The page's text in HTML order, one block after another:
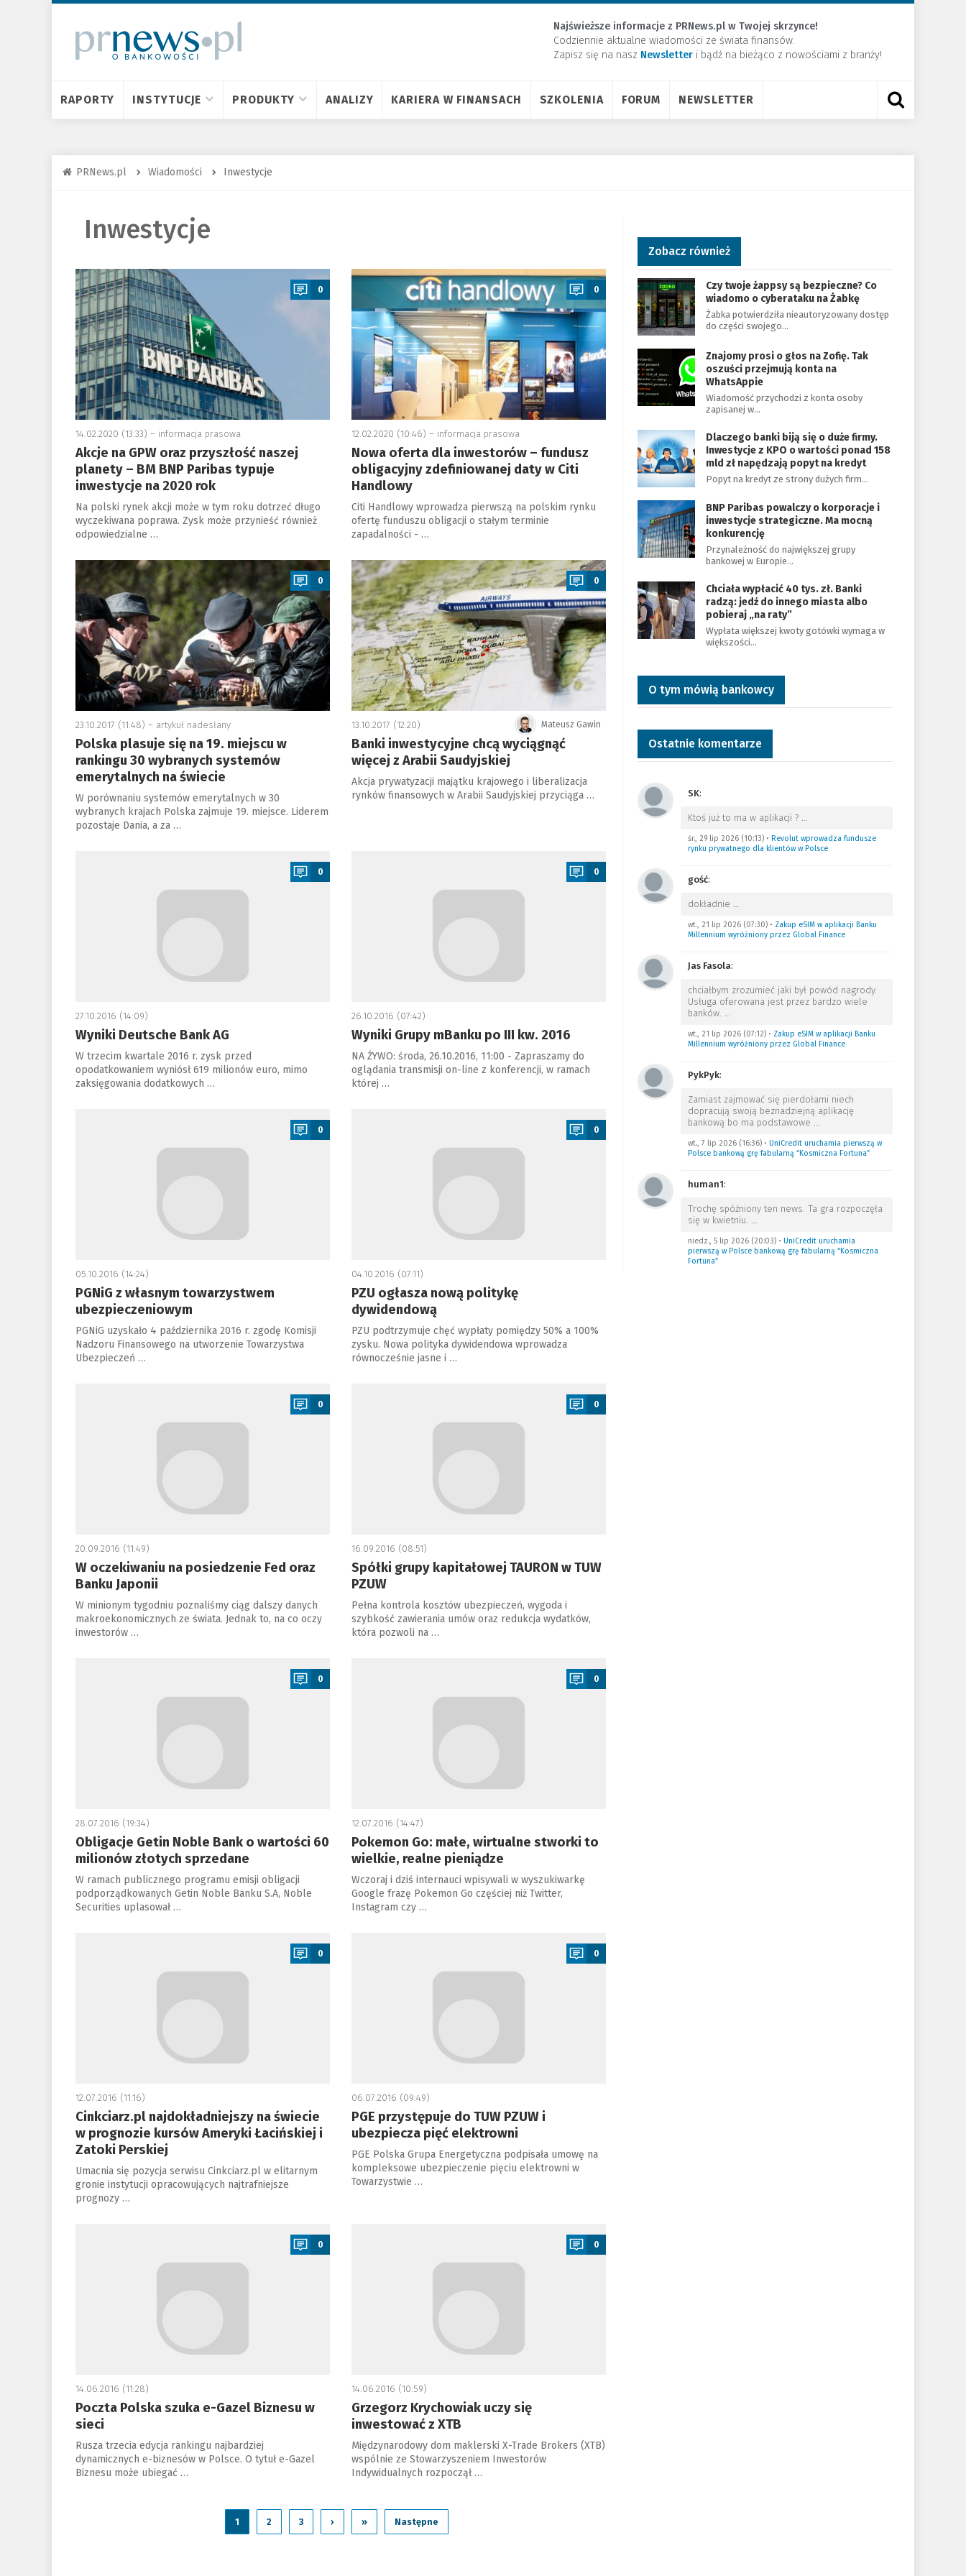
Najświeższe informacje z PRNews.pl w Twojej skrzynce!
Codziennie aktualne wiadomości ze świata finansów.
Zapisz się na nasz Newsletter ​i bądź na bieżąco z nowościami z branży!
RAPORTY INSTYTUCJE PRODUKTY ANALIZY KARIERA W FINANSACH SZKOLENIA FORUM NEWSLETTER
PRNews.pl Wiadomości Inwestycje
Inwestycje
a
0
14.02.2020 (13:33) – informacja prasowa
Akcje na GPW oraz przyszłość naszej
planety – BM BNP Paribas typuje
inwestycje na 2020 rok
Na polski rynek akcji może w tym roku dotrzeć długo
wyczekiwana poprawa. Zysk może przynieść również
odpowiedzialne …
a
0
12.02.2020 (10:46) – informacja prasowa
Nowa oferta dla inwestorów – fundusz
obligacyjny zdefiniowanej daty w Citi
Handlowy
Citi Handlowy wprowadza pierwszą na polskim rynku
ofertę funduszu obligacji o stałym terminie
zapadalności - …
a
0
23.10.2017 (11:48) – artykuł nadesłany
Polska plasuje się na 19. miejscu w
rankingu 30 wybranych systemów
emerytalnych na świecie
W porównaniu systemów emerytalnych w 30
wybranych krajach Polska zajmuje 19. miejsce. Liderem
pozostaje Dania, a za …
a
0
Mateusz Gawin
13.10.2017 (12:20)
Banki inwestycyjne chcą wyciągnąć
więcej z Arabii Saudyjskiej
Akcja prywatyzacji majątku krajowego i liberalizacja
rynków finansowych w Arabii Saudyjskiej przyciąga …
0
27.10.2016 (14:09)
Wyniki Deutsche Bank AG
W trzecim kwartale 2016 r. zysk przed
opodatkowaniem wyniósł 619 milionów euro, mimo
zaksięgowania dodatkowych …
0
26.10.2016 (07:42)
Wyniki Grupy mBanku po III kw. 2016
NA ŻYWO: środa, 26.10.2016, 11:00 - Zapraszamy do
oglądania transmisji on-line z konferencji, w ramach
której …
0
05.10.2016 (14:24)
PGNiG z własnym towarzystwem
ubezpieczeniowym
PGNiG uzyskało 4 października 2016 r. zgodę Komisji
Nadzoru Finansowego na utworzenie Towarzystwa
Ubezpieczeń …
0
04.10.2016 (07:11)
PZU ogłasza nową politykę
dywidendową
PZU podtrzymuje chęć wypłaty pomiędzy 50% a 100%
zysku. Nowa polityka dywidendowa wprowadza
równocześnie jasne i …
0
20.09.2016 (11:49)
W oczekiwaniu na posiedzenie Fed oraz
Banku Japonii
W minionym tygodniu poznaliśmy ciąg dalszy danych
makroekonomicznych ze świata. Jednak to, na co oczy
inwestorów …
0
16.09.2016 (08:51)
Spółki grupy kapitałowej TAURON w TUW
PZUW
Pełna kontrola kosztów ubezpieczeń, wygoda i
szybkość zawierania umów oraz redukcja wydatków,
która pozwoli na …
0
28.07.2016 (19:34)
Obligacje Getin Noble Bank o wartości 60
milionów złotych sprzedane
W ramach publicznego programu emisji obligacji
podporządkowanych Getin Noble Banku S.A, Noble
Securities uplasował …
0
12.07.2016 (14:47)
Pokemon Go: małe, wirtualne stworki to
wielkie, realne pieniądze
Wczoraj i dziś internauci wpisywali w wyszukiwarkę
Google frazę Pokemon Go częściej niż Twitter,
Instagram czy …
0
12.07.2016 (11:16)
Cinkciarz.pl najdokładniejszy na świecie
w prognozie kursów Ameryki Łacińskiej i
Zatoki Perskiej
Umacnia się pozycja serwisu Cinkciarz.pl w elitarnym
gronie instytucji opracowujących najtrafniejsze
prognozy …
0
06.07.2016 (09:49)
PGE przystępuje do TUW PZUW i
ubezpiecza pięć elektrowni
PGE Polska Grupa Energetyczna podpisała umowę na
kompleksowe ubezpieczenie pięciu elektrowni w
Towarzystwie …
0
14.06.2016 (11:28)
Poczta Polska szuka e-Gazel Biznesu w
sieci
Rusza trzecia edycja rankingu najbardziej
dynamicznych e-biznesów w Polsce. O tytuł e-Gazel
Biznesu może ubiegać …
0
14.06.2016 (10:59)
Grzegorz Krychowiak uczy się
inwestować z XTB
Międzynarodowy dom maklerski X-Trade Brokers (XTB)
wspólnie ze Stowarzyszeniem Inwestorów
Indywidualnych rozpoczął …
1 2 3 › » Następne
Zobacz również
Czy twoje żappsy są bezpieczne? Co
wiadomo o cyberataku na Żabkę
Żabka potwierdziła nieautoryzowany dostęp
do części swojego…
Znajomy prosi o głos na Zofię. Tak
oszuści przejmują konta na
WhatsAppie
Wiadomość przychodzi z konta osoby
zapisanej w…
Dlaczego banki biją się o duże firmy.
Inwestycje z KPO o wartości ponad 158
mld zł napędzają popyt na kredyt
Popyt na kredyt ze strony dużych firm…
BNP Paribas powalczy o korporacje i
inwestycje strategiczne. Ma mocną
konkurencję
Przynależność do największej grupy
bankowej w Europie…
Chciała wypłacić 40 tys. zł. Banki
radzą: jedź do innego miasta albo
pobieraj „na raty”
Wypłata większej kwoty gotówki wymaga w
większości…
O tym mówią bankowcy
Ostatnie komentarze
SK:
Ktoś już to ma w aplikacji ? …
śr., 29 lip 2026 (10:13)• Revolut wprowadza fundusze
rynku prywatnego dla klientów w Polsce
gość:
dokładnie …
wt., 21 lip 2026 (07:30)• Zakup eSIM w aplikacji Banku
Millennium wyróżniony przez Global Finance
Jas Fasola:
chciałbym zrozumieć jaki był powód nagrody.
Usługa oferowana jest przez bardzo wiele
banków. …
wt., 21 lip 2026 (07:12)• Zakup eSIM w aplikacji Banku
Millennium wyróżniony przez Global Finance
PykPyk:
Zamiast zajmować się pierdołami niech
dopracują swoją beznadziejną aplikację
bankową bo ma podstawowe …
wt., 7 lip 2026 (16:36)• UniCredit uruchamia pierwszą w
Polsce bankową grę fabularną “Kosmiczna Fortuna”
human1:
Trochę spóźniony ten news. Ta gra rozpoczęła
się w kwietniu. …
niedz., 5 lip 2026 (20:03)• UniCredit uruchamia
pierwszą w Polsce bankową grę fabularną “Kosmiczna
Fortuna”